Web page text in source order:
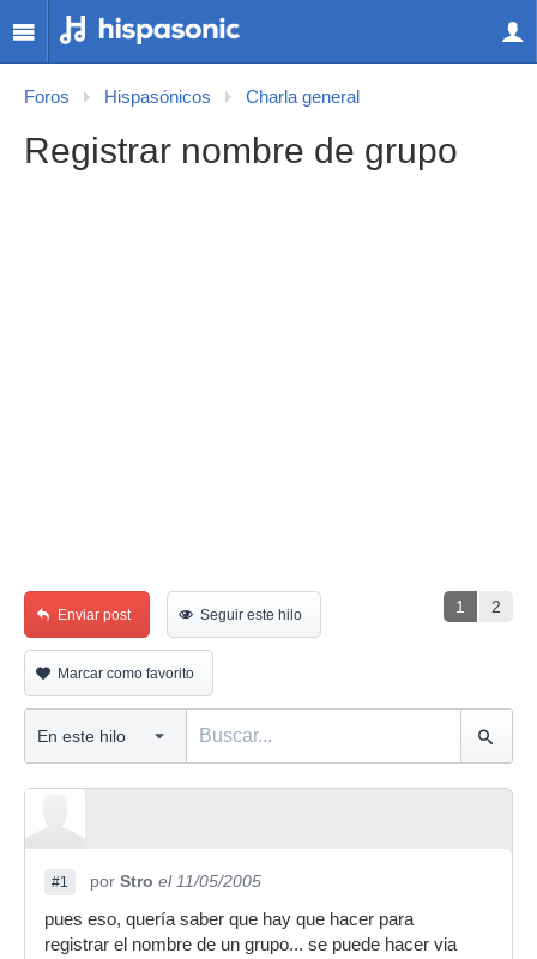
Foros Hispasónicos Charla general
Registrar nombre de grupo
1 2
Enviar post Seguir este hilo
Marcar como favorito
#1 por Stro el 11/05/2005
pues eso, quería saber que hay que hacer para
registrar el nombre de un grupo... se puede hacer via